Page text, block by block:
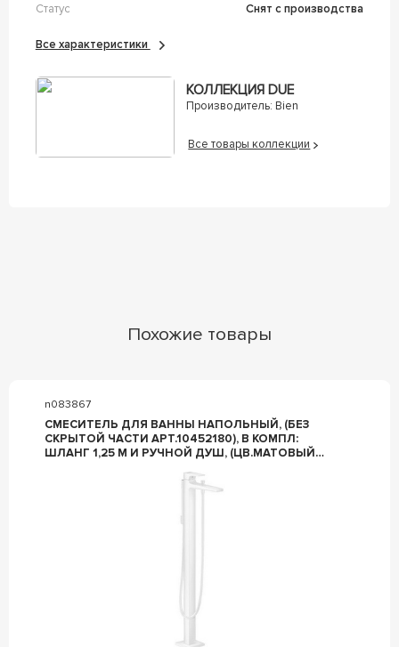
Статус
Снят с производства
Все характеристики
КОЛЛЕКЦИЯ DUE
Производитель: Bien
Все товары коллекции
Похожие товары
n083867
СМЕСИТЕЛЬ ДЛЯ ВАННЫ НАПОЛЬНЫЙ, (БЕЗ
СКРЫТОЙ ЧАСТИ АРТ.10452180), В КОМПЛ:
ШЛАНГ 1,25 М И РУЧНОЙ ДУШ, (ЦВ.МАТОВЫЙ